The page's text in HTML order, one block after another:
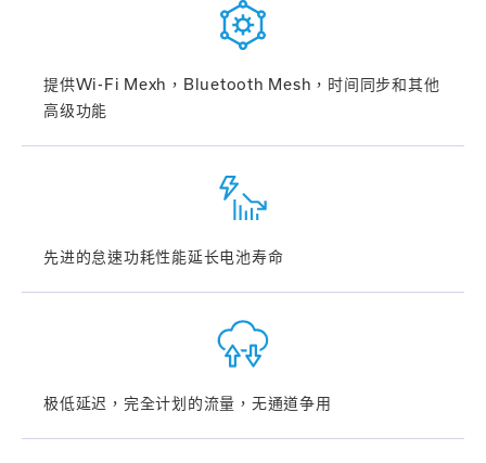
提供Wi-Fi Mexh ， Bluetooth Mesh ，时间同步和其他
高级功能
先进的怠速功耗性能延长电池寿命
极低延迟，完全计划的流量，无通道争用